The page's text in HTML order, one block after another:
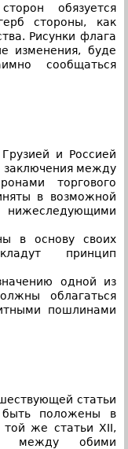
обязуется
стороны, как
Рисунки флага
изменения, буде
сообщаться
и Россией
заключения между
торгового
в возможной
в основу своих
принцип
одной из
облагаться
пошлинами
статьи
быть положены в
той же статьи XII,
между обими